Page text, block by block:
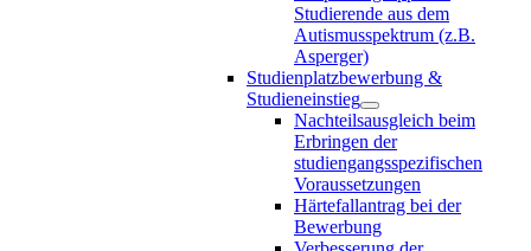
Studierende aus dem
Autismusspektrum (z.B.
Asperger)
Studienplatzbewerbung &
Studieneinstieg
Nachteilsausgleich beim
Erbringen der
studiengangsspezifischen
Voraussetzungen
Härtefallantrag bei der
Bewerbung